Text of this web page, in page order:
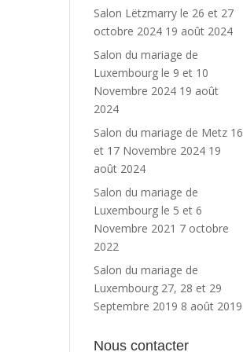
Salon Lëtzmarry le 26 et 27
octobre 2024 19 août 2024
Salon du mariage de
Luxembourg le 9 et 10
Novembre 2024 19 août
2024
Salon du mariage de Metz 16
et 17 Novembre 2024 19
août 2024
Salon du mariage de
Luxembourg le 5 et 6
Novembre 2021 7 octobre
2022
Salon du mariage de
Luxembourg 27, 28 et 29
Septembre 2019 8 août 2019
Nous contacter